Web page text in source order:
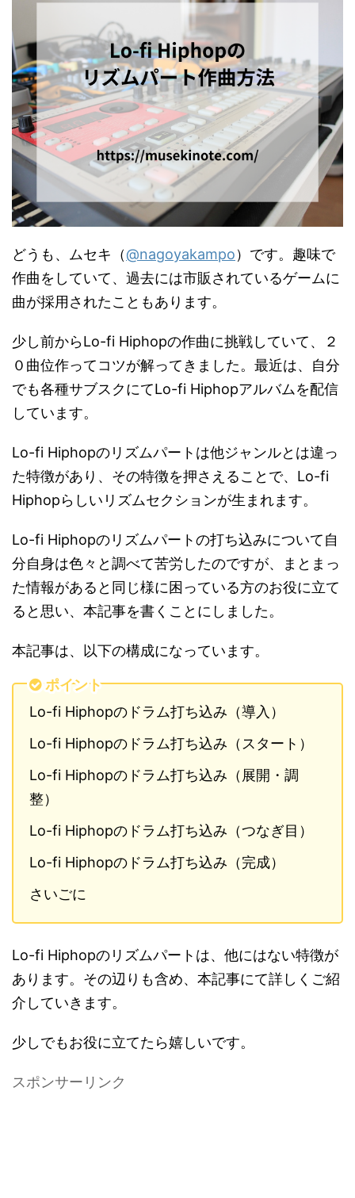
どうも、ムセキ（@nagoyakampo）です。趣味で
作曲をしていて、過去には市販されているゲームに
曲が採用されたこともあります。
少し前からLo-fi Hiphopの作曲に挑戦していて、２
０曲位作ってコツが解ってきました。最近は、自分
でも各種サブスクにてLo-fi Hiphopアルバムを配信
しています。
Lo-fi Hiphopのリズムパートは他ジャンルとは違っ
た特徴があり、その特徴を押さえることで、Lo-fi
Hiphopらしいリズムセクションが生まれます。
Lo-fi Hiphopのリズムパートの打ち込みについて自
分自身は色々と調べて苦労したのですが、まとまっ
た情報があると同じ様に困っている方のお役に立て
ると思い、本記事を書くことにしました。
本記事は、以下の構成になっています。
ポイント
Lo-fi Hiphopのドラム打ち込み（導入）
Lo-fi Hiphopのドラム打ち込み（スタート）
Lo-fi Hiphopのドラム打ち込み（展開・調
整）
Lo-fi Hiphopのドラム打ち込み（つなぎ目）
Lo-fi Hiphopのドラム打ち込み（完成）
さいごに
Lo-fi Hiphopのリズムパートは、他にはない特徴が
あります。その辺りも含め、本記事にて詳しくご紹
介していきます。
少しでもお役に立てたら嬉しいです。
スポンサーリンク